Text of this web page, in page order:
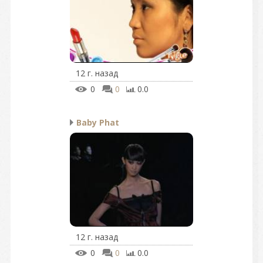
12 г. назад
0
0 0.0
Baby Phat
12 г. назад
0
0 0.0